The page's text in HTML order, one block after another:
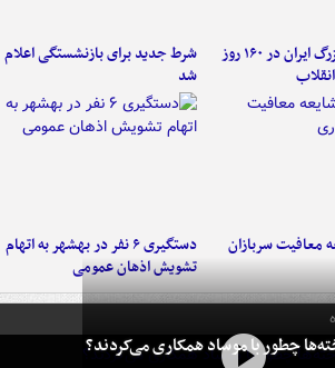
۶ دستاورد بزرگ ایران در ۱۶۰ روز
شرط جدید برای بازنشستگی اعلام
شد
معافیت سربازان
دستگیری ۶ نفر در بهشهر به اتهام
تشویش اذهان عمومی
چطور با موساد همکاری می‌کردند؟